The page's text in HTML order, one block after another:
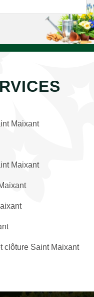
Maixant
Maixant
clôture Saint Maixant